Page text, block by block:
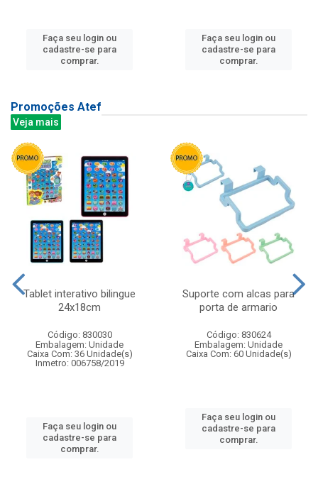
Faça seu login ou
cadastre-se para
comprar.
Faça seu login ou
cadastre-se para
comprar.
Promoções Atef
Veja mais
Tablet interativo bilingue
24x18cm
Código: 830030
Embalagem: Unidade
Caixa Com: 36 Unidade(s)
Inmetro: 006758/2019
Faça seu login ou
cadastre-se para
comprar.
Suporte com alcas para
porta de armario
Código: 830624
Embalagem: Unidade
Caixa Com: 60 Unidade(s)
Faça seu login ou
cadastre-se para
comprar.